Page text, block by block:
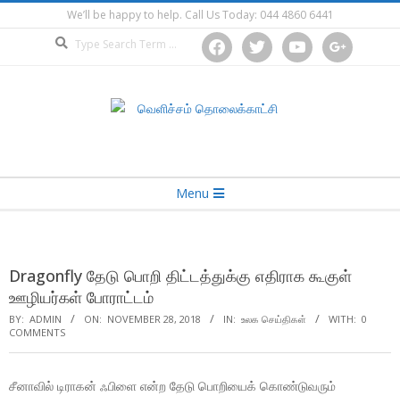
to
We’ll be happy to help. Call Us Today: 044 4860 6441
facebooktwitter youtube google
Menu
Dragonfly தேடு பொறி திட்டத்துக்கு எதிராக கூகுள்
ஊழியர்கள் போராட்டம்
BY: ADMIN ON: NOVEMBER 28, 2018 IN: உலக செய்திகள் WITH: 0
COMMENTS
சீனாவில் டிராகன் ஃபிளை என்ற தேடு பொறியைக் கொண்டுவரும்